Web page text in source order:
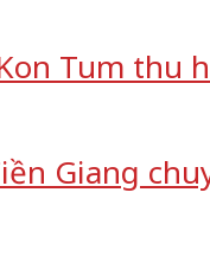
Tum thu
Giang